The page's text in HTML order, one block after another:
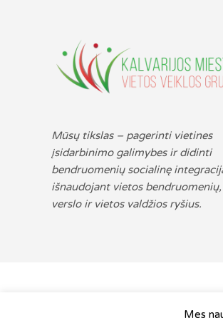
Mūsų tikslas – pagerinti vietines
įsidarbinimo galimybes ir didinti
bendruomenių socialinę
išnaudojant vietos bendruomenių,
verslo ir vietos valdžios ryšius.
Mes